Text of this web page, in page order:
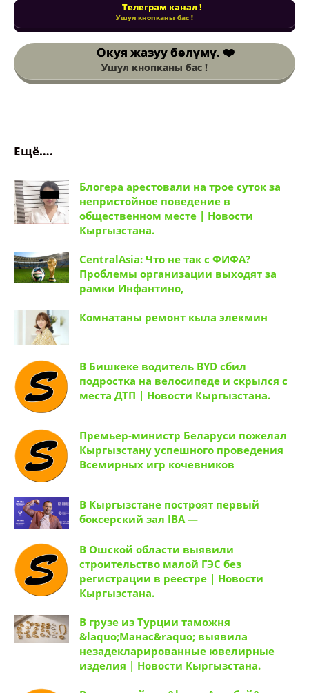
Телеграм канал !
Ушул кнопканы бас !
Окуя жазуу
бөлүмү. ❤️
Ушул кнопканы бас !
Блогера арестовали на трое суток за
непристойное поведение в
общественном месте | Новости
CentralAsia: Что не так с ФИФА?
Проблемы организации выходят за
В Бишкеке водитель BYD сбил
подростка на велосипеде и скрылся с
места ДТП | Новости Кыргызстана.
Премьер-министр Беларуси пожелал
Кыргызстану успешного проведения
Всемирных игр кочевников
В Кыргызстане построят первый
боксерский зал IBA —
В Ошской области выявили
строительство малой ГЭС без
регистрации в реестре | Новости
Кыргызстана.
В грузе из Турции таможня
&laquo;Манас&raquo; выявила
незадекларированные ювелирные
изделия | Новости Кыргызстана.